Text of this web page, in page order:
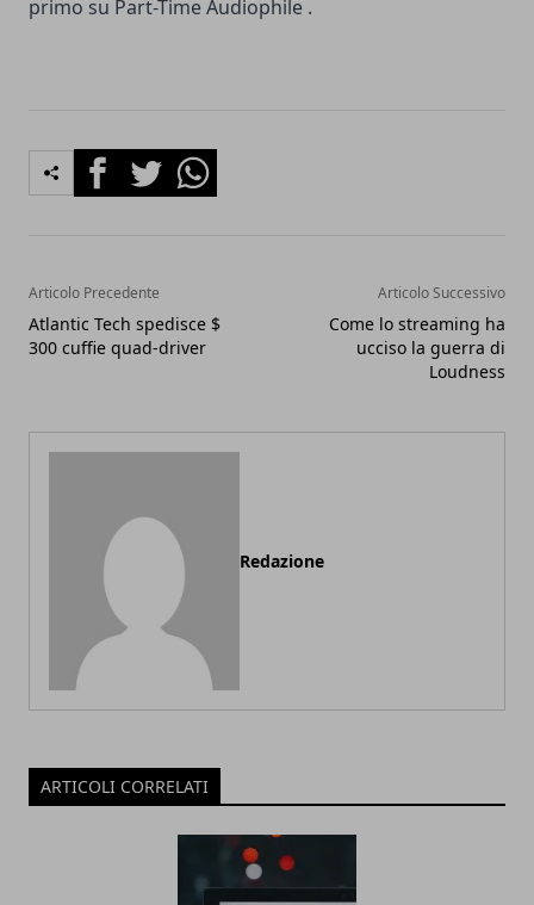
primo su Part-Time Audiophile .
FacebookTwitterWhatsapp
Articolo Precedente
Atlantic Tech spedisce $
300 cuffie quad-driver
Articolo Successivo
Come lo streaming ha
ucciso la guerra di
Loudness
Redazione
ARTICOLI CORRELATI